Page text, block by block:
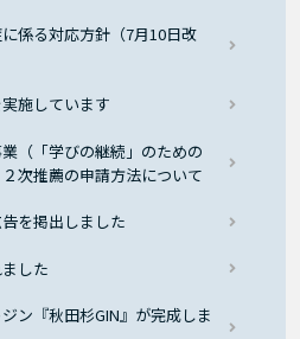
係る対応方針（7月10日改
施しています
（「学びの継続」のための
次推薦の申請方法について
を掲出しました
した
ン『秋田杉GIN』が完成しま